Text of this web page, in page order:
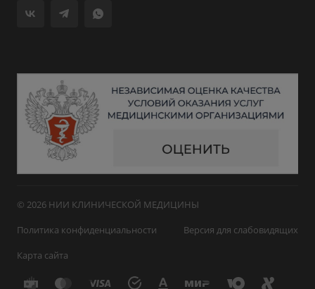
© 2026 НИИ КЛИНИЧЕСКОЙ МЕДИЦИНЫ
Политика конфиденциальности
Версия для слабовидящих
Карта сайта